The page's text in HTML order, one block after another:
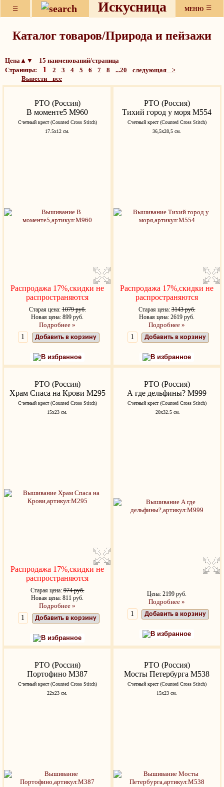
≡ Искусница МЕНЮ ≡
Каталог товаров/Природа и пейзажи
Цена▲▼ 15 наименований/страница
Страницы: 1 2 3 4 5 6 7 8 ...20
следующая >
Вывести все
РТО (Россия)
В моменте5 M960
Счетный крест (Counted Cross Stitch)
17.5х12 см.
Распродажа 17%,скидки не
распространяются
Старая цена:1079 руб.
Новая цена: 899 руб.
Подробнее »
Добавить в корзину
В избранное
РТО (Россия)
Тихий город у моря M554
Счетный крест (Counted Cross Stitch)
36,5x28,5 см.
Распродажа 17%,скидки не
распространяются
Старая цена:3143 руб.
Новая цена: 2619 руб.
Подробнее »
Добавить в корзину
В избранное
РТО (Россия)
Храм Спаса на Крови M295
Счетный крест (Counted Cross Stitch)
15х23 см.
Распродажа 17%,скидки не
распространяются
Старая цена:974 руб.
Новая цена: 811 руб.
Подробнее »
Добавить в корзину
В избранное
РТО (Россия)
А где дельфины? M999
Счетный крест (Counted Cross Stitch)
20x32.5 см.
Цена: 2199 руб.
Подробнее »
Добавить в корзину
В избранное
РТО (Россия)
Портофино M387
Счетный крест (Counted Cross Stitch)
22x23 см.
РТО (Россия)
Мосты Петербурга M538
Счетный крест (Counted Cross Stitch)
15x23 см.